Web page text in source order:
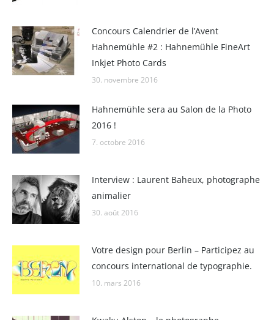
Concours Calendrier de l’Avent
Hahnemühle #2 : Hahnemühle FineArt
Inkjet Photo Cards
30. novembre 2016
Hahnemühle sera au Salon de la Photo
2016 !
7. octobre 2016
Interview : Laurent Baheux, photographe
animalier
30. août 2016
Votre design pour Berlin – Participez au
concours international de typographie.
10. mars 2016